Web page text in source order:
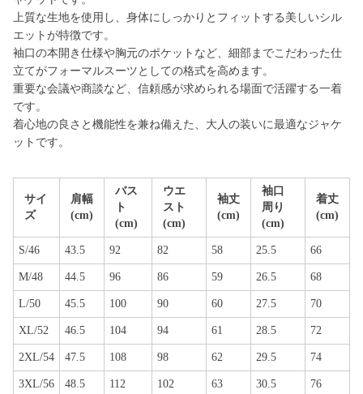
上質な生地を使用し、身体にしっかりとフィットする美しいシル
エットが特徴です。
袖口の本開き仕様や胸元のポケットなど、細部までこだわった仕
立てがフォーマルスーツとしての格式を高めます。
重要な会議や商談など、信頼感が求められる場面で活躍する一着
です。
着心地の良さと機能性を兼ね備えた、大人の装いに最適なジャケ
ットです。
サイ
ズ
肩幅
(cm)
バス
ト
(cm)
ウエ
スト
(cm)
袖丈
(cm)
袖口
周り
(cm)
着丈
(cm)
S/46 43.5 92 82 58 25.5 66
M/48 44.5 96 86 59 26.5 68
L/50 45.5 100 90 60 27.5 70
XL/52 46.5 104 94 61 28.5 72
2XL/54 47.5 108 98 62 29.5 74
3XL/56 48.5 112 102 63 30.5 76